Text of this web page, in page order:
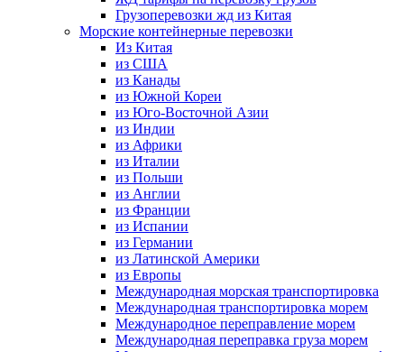
Грузоперевозки жд из Китая
Морские контейнерные перевозки
Из Китая
из США
из Канады
из Южной Кореи
из Юго-Восточной Азии
из Индии
из Африки
из Италии
из Польши
из Англии
из Франции
из Испании
из Германии
из Латинской Америки
из Европы
Международная морская транспортировка
Международная транспортировка морем
Международное переправление морем
Международная переправка груза морем